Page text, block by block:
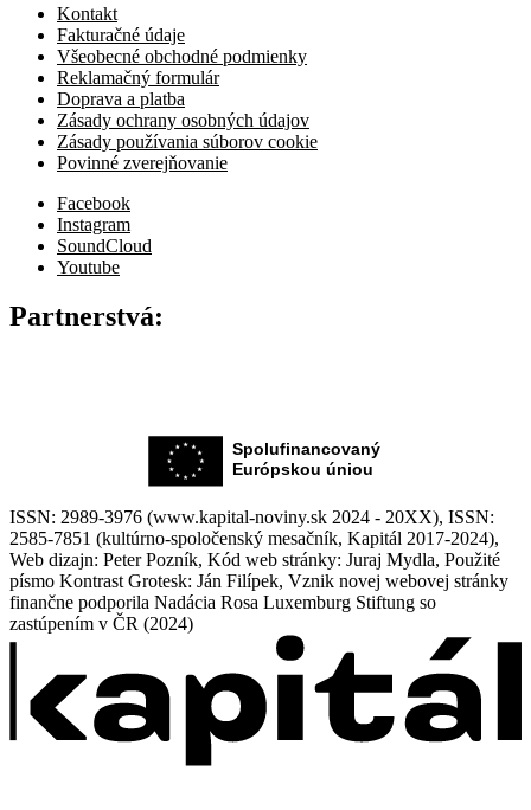
Kontakt
Fakturačné údaje
Všeobecné obchodné podmienky
Reklamačný formulár
Doprava a platba
Zásady ochrany osobných údajov
Zásady používania súborov cookie
Povinné zverejňovanie
Facebook
Instagram
SoundCloud
Youtube
Partnerstvá:
ISSN: 2989-3976 (www.kapital-noviny.sk 2024 - 20XX), ISSN:
2585-7851 (kultúrno-spoločenský mesačník, Kapitál 2017-2024),
Web dizajn: Peter Pozník, Kód web stránky: Juraj Mydla, Použité
písmo Kontrast Grotesk: Ján Filípek, Vznik novej webovej stránky
finančne podporila Nadácia Rosa Luxemburg Stiftung so
zastúpením v ČR (2024)